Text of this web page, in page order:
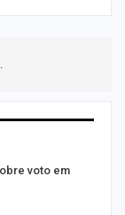
voto em